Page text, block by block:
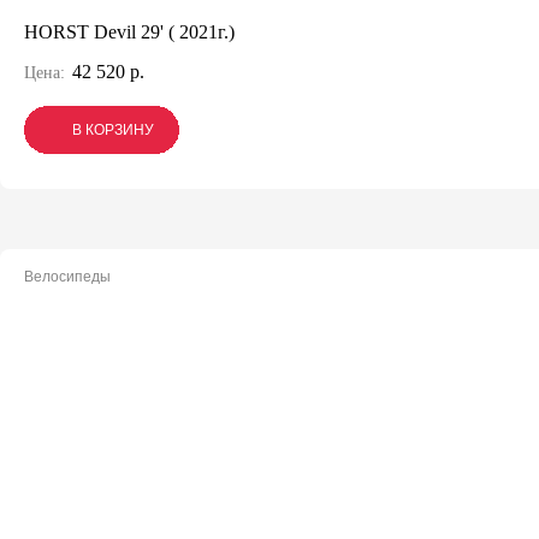
HORST Devil 29' ( 2021г.)
Цена: 42 520 р.
В КОРЗИНУ
В КОРЗИНУ
В КОРЗИНУ
Велосипеды